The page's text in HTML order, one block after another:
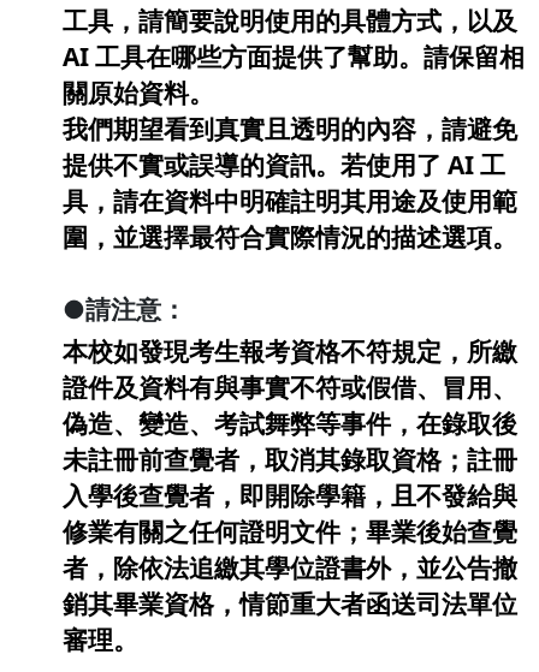
工具，請簡要說明使用的具體方式，以及
AI 工具在哪些方面提供了幫助。請保留相
關原始資料。
我們期望看到真實且透明的內容，請避免
提供不實或誤導的資訊。若使用了 AI 工
具，請在資料中明確註明其用途及使用範
圍，並選擇最符合實際情況的描述選項。
●請注意：
本校如發現考生報考資格不符規定，所繳
證件及資料有與事實不符或假借、冒用、
偽造、變造、考試舞弊等事件，在錄取後
未註冊前查覺者，取消其錄取資格；註冊
入學後查覺者，即開除學籍，且不發給與
修業有關之任何證明文件；畢業後始查覺
者，除依法追繳其學位證書外，並公告撤
銷其畢業資格，情節重大者函送司法單位
審理。